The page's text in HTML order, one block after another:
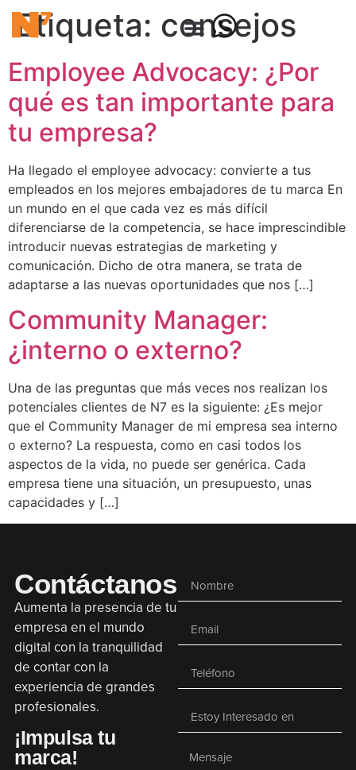
Etiqueta: consejos
Employee Advocacy: ¿Por
qué es tan importante para
tu empresa?
Ha llegado el employee advocacy: convierte a tus
empleados en los mejores embajadores de tu marca En
un mundo en el que cada vez es más difícil
diferenciarse de la competencia, se hace imprescindible
introducir nuevas estrategias de marketing y
comunicación. Dicho de otra manera, se trata de
adaptarse a las nuevas oportunidades que nos […]
Community Manager:
¿interno o externo?
Una de las preguntas que más veces nos realizan los
potenciales clientes de N7 es la siguiente: ¿Es mejor
que el Community Manager de mi empresa sea interno
o externo? La respuesta, como en casi todos los
aspectos de la vida, no puede ser genérica. Cada
empresa tiene una situación, un presupuesto, unas
capacidades y […]
Contáctanos
Aumenta la presencia de tu
empresa en el mundo
digital con la tranquilidad
de contar con la
experiencia de grandes
profesionales.
¡Impulsa tu
marca!